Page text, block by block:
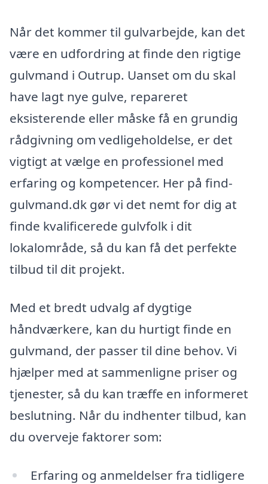
Når det kommer til gulvarbejde, kan det
være en udfordring at finde den rigtige
gulvmand i Outrup. Uanset om du skal
have lagt nye gulve, repareret
eksisterende eller måske få en grundig
rådgivning om vedligeholdelse, er det
vigtigt at vælge en professionel med
erfaring og kompetencer. Her på find-
gulvmand.dk gør vi det nemt for dig at
finde kvalificerede gulvfolk i dit
lokalområde, så du kan få det perfekte
tilbud til dit projekt.
Med et bredt udvalg af dygtige
håndværkere, kan du hurtigt finde en
gulvmand, der passer til dine behov. Vi
hjælper med at sammenligne priser og
tjenester, så du kan træffe en informeret
beslutning. Når du indhenter tilbud, kan
du overveje faktorer som:
Erfaring og anmeldelser fra tidligere